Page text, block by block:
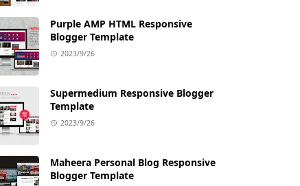
Purple AMP HTML Responsive
Blogger Template
2023/9/26
Supermedium Responsive Blogger
Template
2023/9/26
Maheera Personal Blog Responsive
Blogger Template